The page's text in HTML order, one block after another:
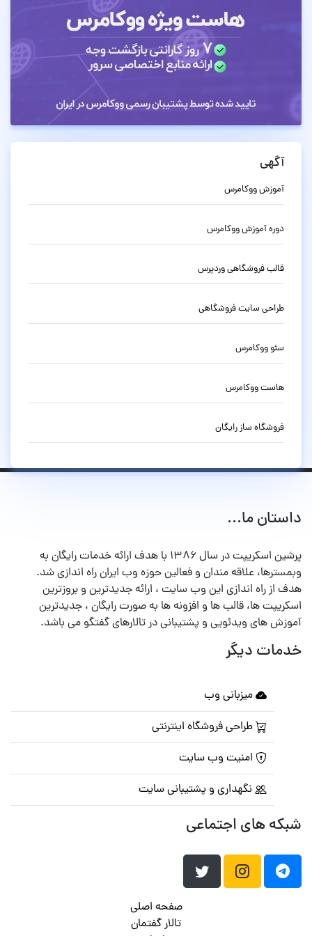
آگهی
آموزش ووکامرس
دوره آموزش ووکامرس
قالب فروشگاهی وردپرس
طراحی سایت فروشگاهی
سئو ووکامرس
هاست ووکامرس
فروشگاه ساز رایگان
داستان ما...
پرشین اسکریپت در سال ۱۳۸۶ با هدف ارائه خدمات رایگان به
وبمسترها، علاقه مندان و فعالین حوزه وب ایران راه اندازی شد.
هدف از راه اندازی این وب سایت ، ارائه جدیدترین و بروزترین
اسکریپت ها، قالب ها و افزونه ها به صورت رایگان ، جدیدترین
آموزش های ویدئویی و پشتیبانی در تالارهای گفتگو می باشد.
خدمات دیگر
میزبانی وب
طراحی فروشگاه اینترنتی
امنیت وب سایت
نگهداری و پشتیبانی سایت
شبکه های اجتماعی
صفحه اصلی
تالار گفتمان